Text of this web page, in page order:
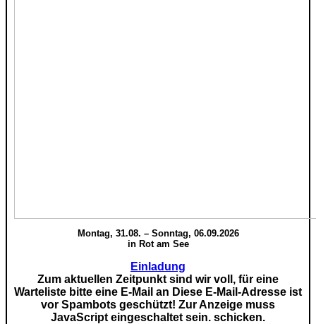
Montag, 31.08. – Sonntag, 06.09.2026
in Rot am See
Einladung
Zum aktuellen Zeitpunkt sind wir voll, für eine
Warteliste bitte eine E-Mail an Diese E-Mail-Adresse ist
vor Spambots geschützt! Zur Anzeige muss
JavaScript eingeschaltet sein. schicken.